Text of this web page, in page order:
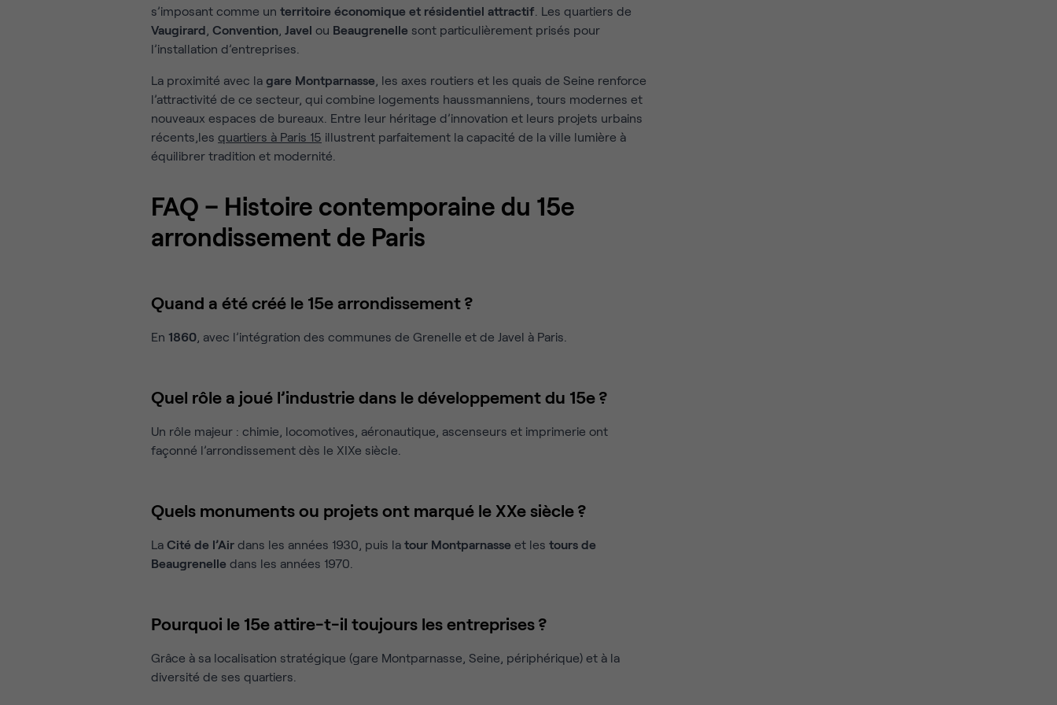
s’imposant comme un territoire économique et résidentiel attractif . Les quartiers de
Vaugirard, Convention, Javel ou Beaugrenelle sont particulièrement prisés pour
l’installation d’entreprises.
La proximité avec la gare Montparnasse, les axes routiers et les quais de Seine renforce
l’attractivité de ce secteur, qui combine logements haussmanniens, tours modernes et
nouveaux espaces de bureaux. Entre leur héritage d’innovation et leurs projets urbains
récents,les quartiers à Paris 15 illustrent parfaitement la capacité de la ville lumière à
équilibrer tradition et modernité.
FAQ – Histoire contemporaine du 15e
arrondissement de Paris
Quand a été créé le 15e arrondissement ?
En 1860, avec l’intégration des communes de Grenelle et de Javel à Paris.
Quel rôle a joué l’industrie dans le développement du 15e ?
Un rôle majeur : chimie, locomotives, aéronautique, ascenseurs et imprimerie ont
façonné l’arrondissement dès le XIXe siècle.
Quels monuments ou projets ont marqué le XXe siècle ?
La Cité de l’Air dans les années 1930, puis la tour Montparnasse et les tours de
Beaugrenelle dans les années 1970.
Pourquoi le 15e attire-t-il toujours les entreprises ?
Grâce à sa localisation stratégique (gare Montparnasse, Seine, périphérique) et à la
diversité de ses quartiers.